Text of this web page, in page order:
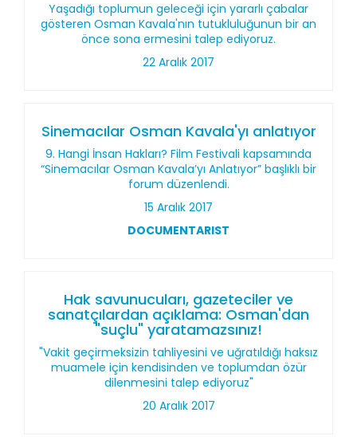
Yaşadığı toplumun geleceği için yararlı çabalar
gösteren Osman Kavala'nın tutukluluğunun bir an
önce sona ermesini talep ediyoruz.
22 Aralık 2017
Sinemacılar Osman Kavala'yı anlatıyor
9. Hangi İnsan Hakları? Film Festivali kapsamında
“Sinemacılar Osman Kavala’yı Anlatıyor” başlıklı bir
forum düzenlendi.
15 Aralık 2017
DOCUMENTARIST
Hak savunucuları, gazeteciler ve
sanatçılardan açıklama: Osman'dan
"suçlu" yaratamazsınız!
"Vakit geçirmeksizin tahliyesini ve uğratıldığı haksız
muamele için kendisinden ve toplumdan özür
dilenmesini talep ediyoruz"
20 Aralık 2017